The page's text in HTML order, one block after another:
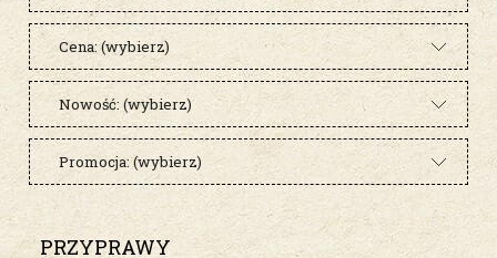
Cena: (wybierz)
Nowość: (wybierz)
Promocja: (wybierz)
PRZYPRAWY